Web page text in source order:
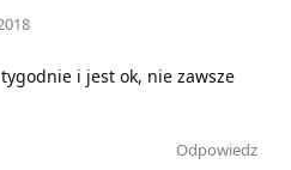
i jest ok, nie zawsze
Odpowiedz